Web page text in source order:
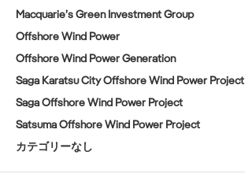
Macquarie’s Green Investment Group
Offshore Wind Power
Offshore Wind Power Generation
Saga Karatsu City Offshore Wind Power Project
Saga Offshore Wind Power Project
Satsuma Offshore Wind Power Project
カテゴリーなし